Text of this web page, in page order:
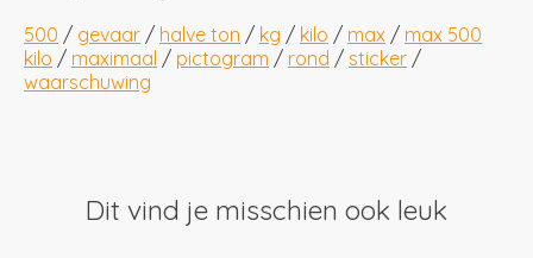
500 / gevaar / halve ton / kg / kilo / max / max 500
kilo / maximaal / pictogram / rond / sticker /
waarschuwing
Dit vind je misschien ook leuk